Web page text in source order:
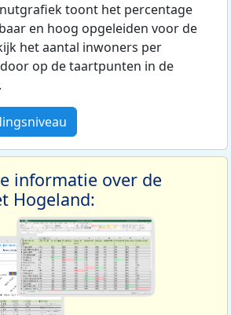
toont het percentage
en hoog opgeleiden voor de
het aantal inwoners per
op de taartpunten in de
informatie over de
Hogeland: